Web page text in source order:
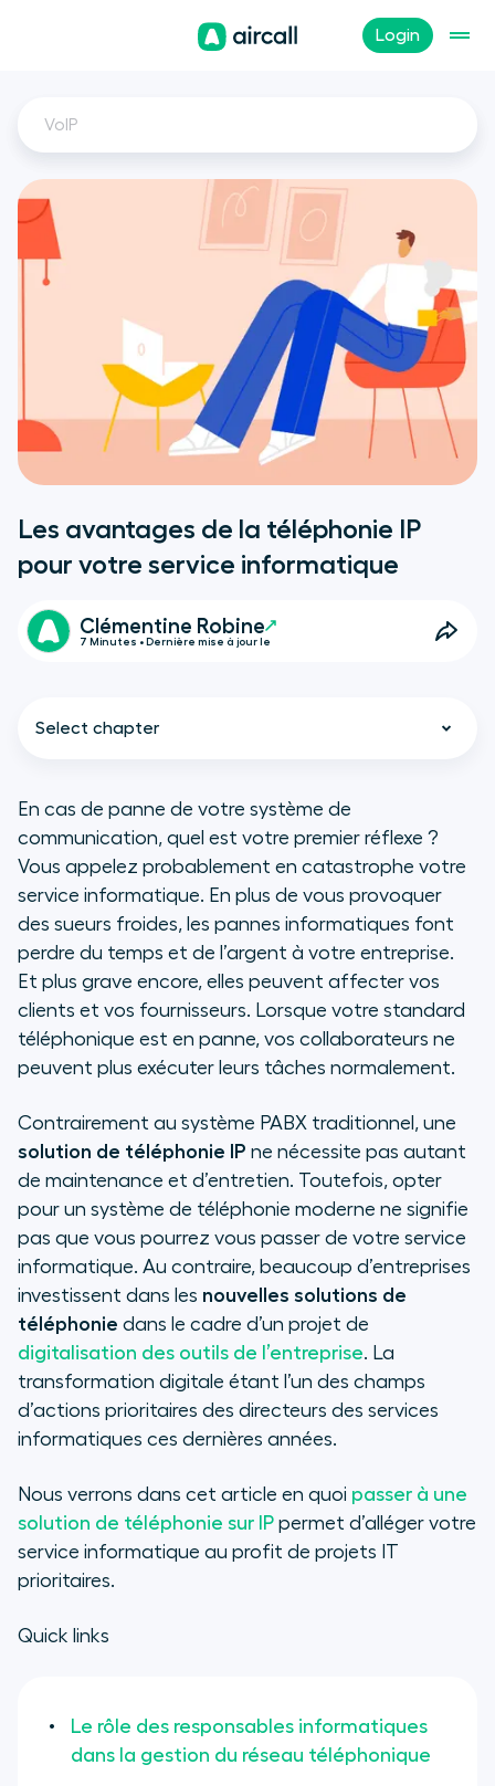
Login
VoIP
Les avantages de la téléphonie IP
pour votre service informatique
Clémentine Robine
7 Minutes • Dernière mise à jour le
Select chapter
Le rôle des responsables
informatiques dans la gestion du
réseau téléphonique
Choisir le bon système de
téléphonie
Comment fonctionne une solution
de téléphonie VoIP ?
Pourquoi la téléphonie IP est de
plus en plus plébiscitée par les DSI
?
Principaux avantages de
téléphonie VoIP pour votre service
informatique
En cas de panne de votre système de
communication, quel est votre premier réflexe ?
Vous appelez probablement en catastrophe votre
service informatique. En plus de vous provoquer
des sueurs froides, les pannes informatiques font
perdre du temps et de l’argent à votre entreprise.
Et plus grave encore, elles peuvent affecter vos
clients et vos fournisseurs. Lorsque votre standard
téléphonique est en panne, vos collaborateurs ne
peuvent plus exécuter leurs tâches normalement.
Contrairement au système PABX traditionnel, une
solution de téléphonie IP ne nécessite pas autant
de maintenance et d’entretien. Toutefois, opter
pour un système de téléphonie moderne ne signifie
pas que vous pourrez vous passer de votre service
informatique. Au contraire, beaucoup d’entreprises
investissent dans les nouvelles solutions de
téléphonie dans le cadre d’un projet de
digitalisation des outils de l’entreprise. La
transformation digitale étant l’un des champs
d’actions prioritaires des directeurs des services
informatiques ces dernières années.
Nous verrons dans cet article en quoi passer à une
solution de téléphonie sur IP permet d’alléger votre
service informatique au profit de projets IT
prioritaires.
Quick links
Le rôle des responsables informatiques
dans la gestion du réseau téléphonique